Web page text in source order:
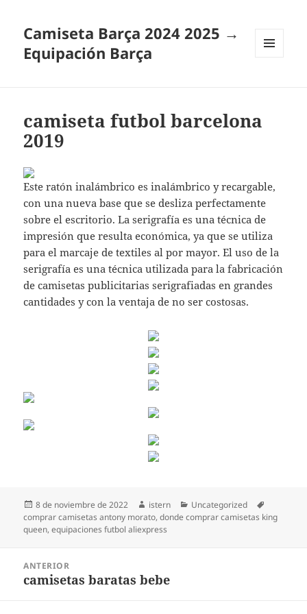
Camiseta Barça 2024 2025 →
Equipación Barça
camiseta futbol barcelona
2019
Este ratón inalámbrico es inalámbrico y recargable,
con una nueva base que se desliza perfectamente
sobre el escritorio. La serigrafía es una técnica de
impresión que resulta económica, ya que se utiliza
para el marcaje de textiles al por mayor. El uso de la
serigrafía es una técnica utilizada para la fabricación
de camisetas publicitarias serigrafiadas en grandes
cantidades y con la ventaja de no ser costosas.
Publicado
el
8 de noviembre de 2022 Autor
istern Categorías
Uncategorized
comprar camisetas antony morato,donde comprar camisetas king
queen,equipaciones futbol aliexpress
entradas
ANTERIOR
Entrada
camisetas baratas bebe